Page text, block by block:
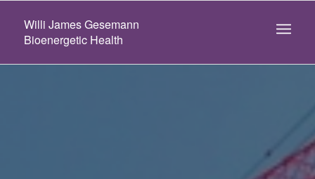
Willi James Gesemann
Bioenergetic Health